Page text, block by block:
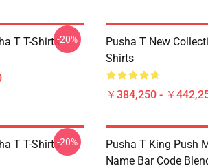
T T-Shirts-20%
Pusha T New
Shirts
￥384,250 - ￥
T T-Shirts-20%
Pusha T King Push
Name Bar Code